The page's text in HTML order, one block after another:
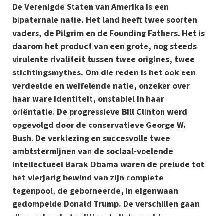
De Verenigde Staten van Amerika is een
bipaternale natie. Het land heeft twee soorten
vaders, de Pilgrim en de Founding Fathers. Het is
daarom het product van een grote, nog steeds
virulente rivaliteit tussen twee origines, twee
stichtingsmythes. Om die reden is het ook een
verdeelde en weifelende natie, onzeker over
haar ware identiteit, onstabiel in haar
oriëntatie. De progressieve Bill Clinton werd
opgevolgd door de conservatieve George W.
Bush. De verkiezing en succesvolle twee
ambtstermijnen van de sociaal-voelende
intellectueel Barak Obama waren de prelude tot
het vierjarig bewind van zijn complete
tegenpool, de geborneerde, in eigenwaan
gedompelde Donald Trump. De verschillen gaan